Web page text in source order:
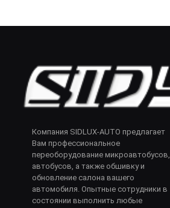
Компания SIDLUX-AUTO предлагает
Вам профессиональное
переоборудование микроавтобусов,
автобусов, а также обшивку и
обновление салона вашего
автомобиля. Опытные сотрудники в
состоянии выполнить любые